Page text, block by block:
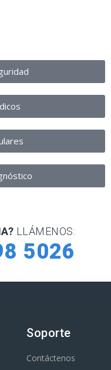
LLÁMENOS:
5026
Soporte
Contáctenos